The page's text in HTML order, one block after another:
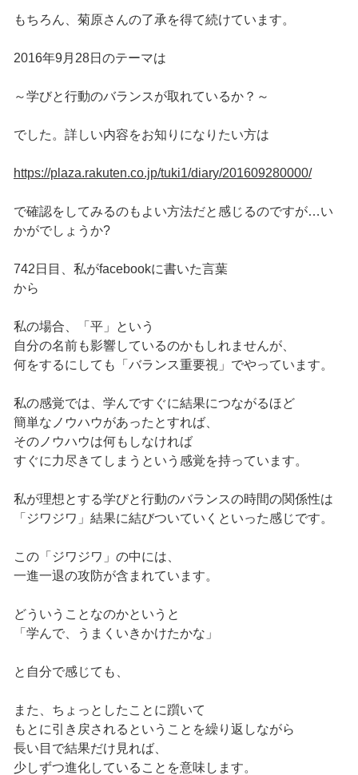
もちろん、菊原さんの了承を得て続けています。
2016年9月28日のテーマは
～学びと行動のバランスが取れているか？～
でした。詳しい内容をお知りになりたい方は
https://plaza.rakuten.co.jp/tuki1/diary/201609280000/
で確認をしてみるのもよい方法だと感じるのですが…い
かがでしょうか?
742日目、私がfacebookに書いた言葉
から
私の場合、「平」という
自分の名前も影響しているのかもしれませんが、
何をするにしても「バランス重要視」でやっています。
私の感覚では、学んですぐに結果につながるほど
簡単なノウハウがあったとすれば、
そのノウハウは何もしなければ
すぐに力尽きてしまうという感覚を持っています。
私が理想とする学びと行動のバランスの時間の関係性は
「ジワジワ」結果に結びついていくといった感じです。
この「ジワジワ」の中には、
一進一退の攻防が含まれています。
どういうことなのかというと
「学んで、うまくいきかけたかな」
と自分で感じても、
また、ちょっとしたことに躓いて
もとに引き戻されるということを繰り返しながら
長い目で結果だけ見れば、
少しずつ進化していることを意味します。